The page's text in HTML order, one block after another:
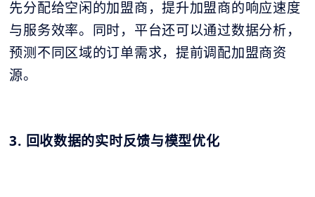
先分配给空闲的加盟商，提升加盟商的响应速度
与服务效率。同时，平台还可以通过数据分析，
预测不同区域的订单需求，提前调配加盟商资
源。
3. 回收数据的实时反馈与模型优化